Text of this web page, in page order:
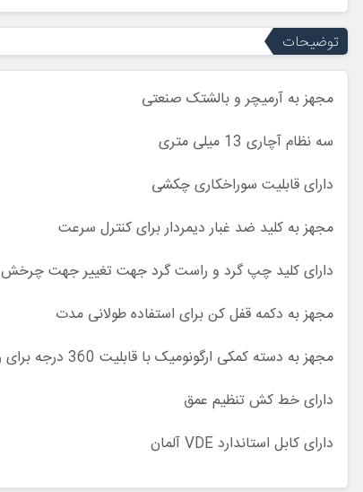
توضیحات
مجهز به آرمیچر و بالشتک صنعتی
سه نظام آچاری 13 میلی متری
دارای قابلیت سوراخکاری چکشی
مجهز به کلید ضد غبار دیمردار برای کنترل سرعت
دارای کلید چپ گرد و راست گرد جهت تغییر جهت چرخش
مجهز به دکمه قفل کن برای استفاده طولانی مدت
مجهز به دسته کمکی ارگونومیک با قابلیت 360 درجه برای راحتی کاربر
دارای خط کش تنظیم عمق
دارای کابل استاندارد VDE آلمان